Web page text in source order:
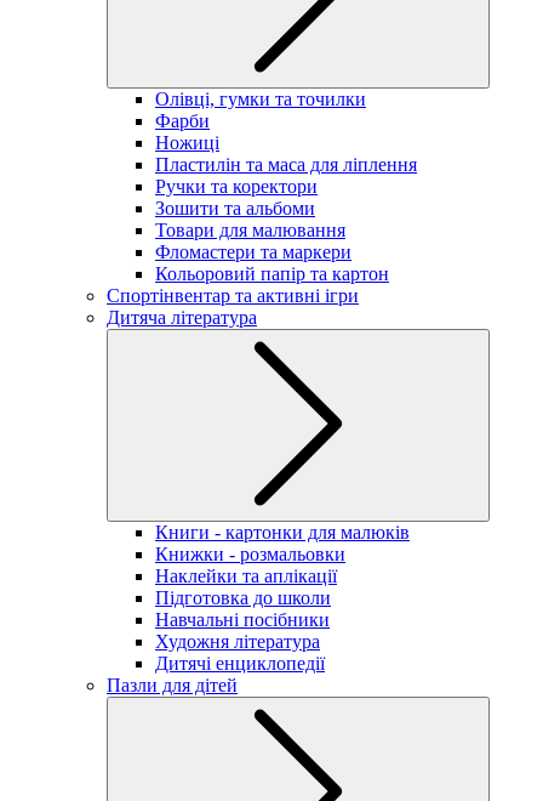
Олівці, гумки та точилки
Фарби
Ножиці
Пластилін та маса для ліплення
Ручки та коректори
Зошити та альбоми
Товари для малювання
Фломастери та маркери
Кольоровий папір та картон
Спортінвентар та активні ігри
Дитяча література
Книги - картонки для малюків
Книжки - розмальовки
Наклейки та аплікації
Підготовка до школи
Навчальні посібники
Художня література
Дитячі енциклопедії
Пазли для дітей